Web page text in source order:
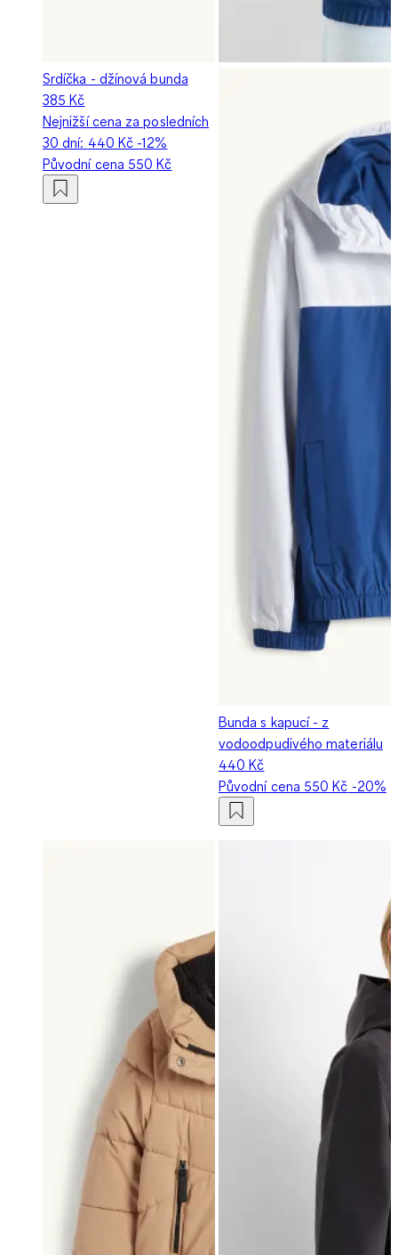
Srdíčka - džínová bunda
385 Kč
Nejnižší cena za posledních
30 dní: 440 Kč -12%
Původní cena 550 Kč
Bunda s kapucí - z
vodoodpudivého materiálu
440 Kč
Původní cena 550 Kč -20%